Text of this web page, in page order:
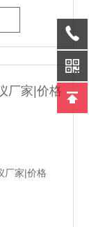
厂家|价格